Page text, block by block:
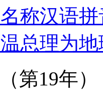
称汉语
总理为
第19年